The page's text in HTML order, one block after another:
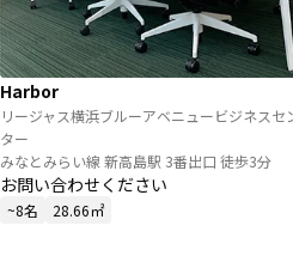
Harbor
リージャス横浜ブルーアベニュービジネスセ
ター
みなとみらい線 新高島駅 3番出口 徒歩3分
お問い合わせください
~8名 28.66㎡